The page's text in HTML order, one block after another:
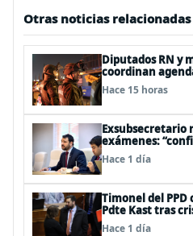
Otras noticias relacionadas
Diputados RN y
coordinan
de proyectos
Hace 15 horas
Exsubsecretario
exámenes:
dicho que no
Hace 1 día
Timonel del
Pdte Kast tras
oficialismo: “Es
Hace 1 día